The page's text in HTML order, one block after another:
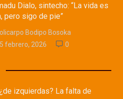
Dialo, sintecho: “La vida es
pero sigo de pie”
Bodipo Bosoka
febrero, 2026
0
izquierdas? La falta de